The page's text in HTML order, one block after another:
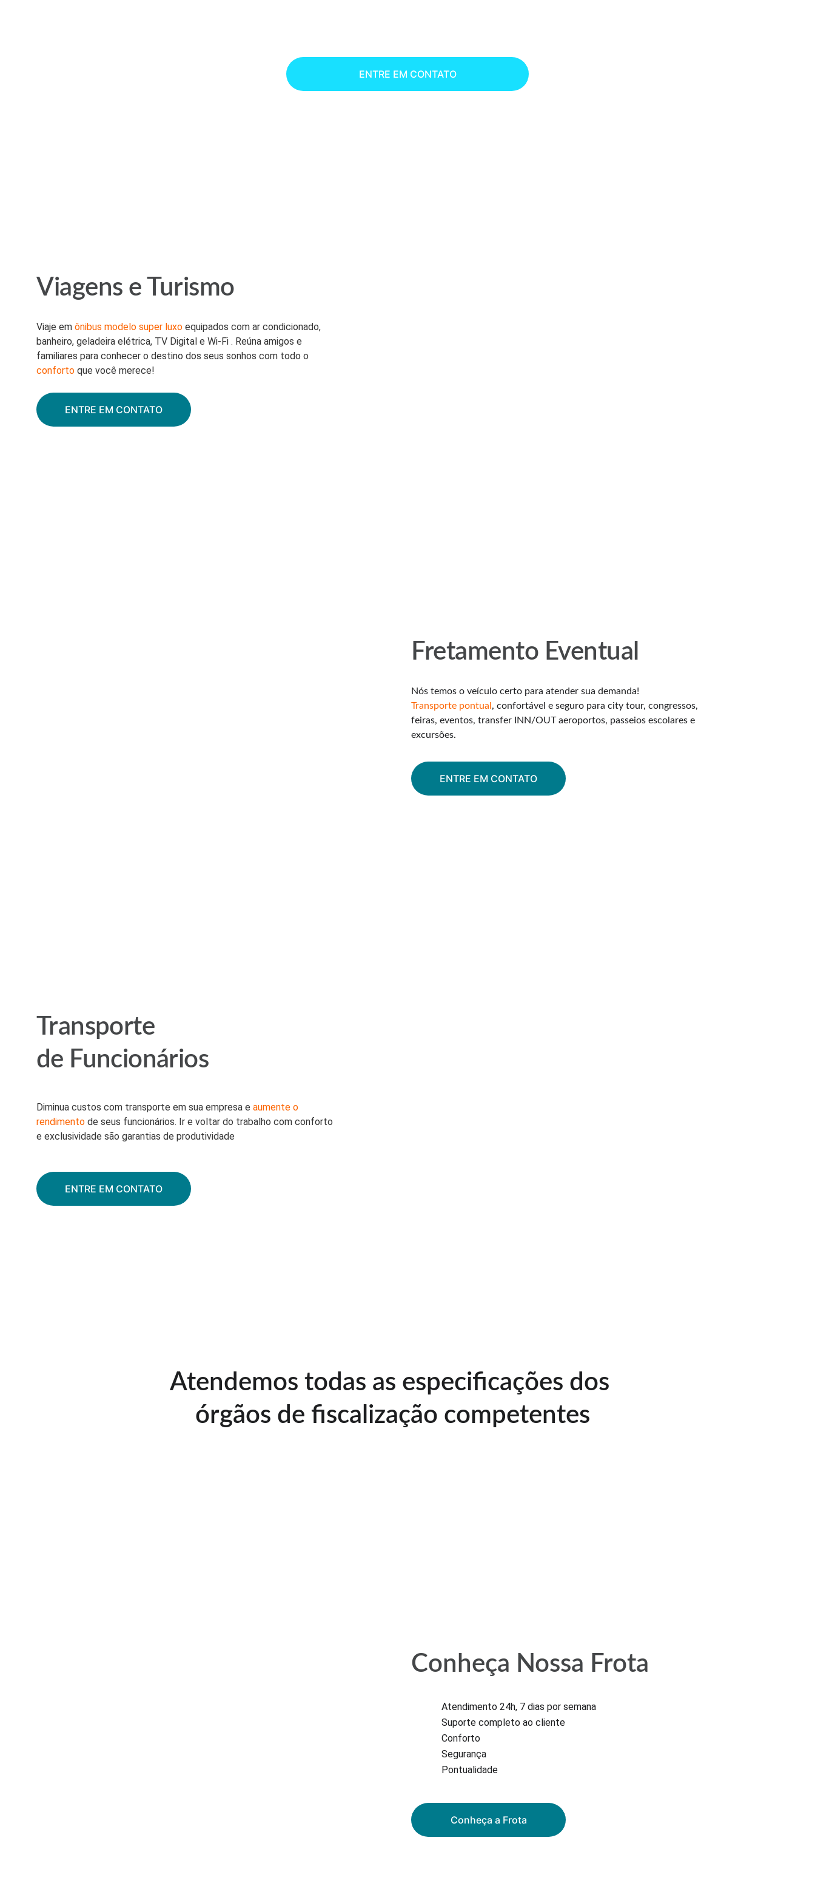
ENTRE EM CONTATO
Viagens e Turismo
Viaje em ônibus modelo super luxo equipados com ar condicionado,
banheiro, geladeira elétrica, TV Digital e Wi-Fi . Reúna amigos e
familiares para conhecer o destino dos seus sonhos com todo o
conforto que você merece!
ENTRE EM CONTATO
Fretamento Eventual
Nós temos o veículo certo para atender sua demanda!
Transporte pontual , confortável e seguro para city tour, congressos,
feiras, eventos, transfer INN/OUT aeroportos, passeios escolares e
excursões.
ENTRE EM CONTATO
Transporte
de Funcionários
Diminua custos com transporte em sua empresa e aumente o
rendimento de seus funcionários. Ir e voltar do trabalho com conforto
e exclusividade são garantias de produtividade
ENTRE EM CONTATO
Atendemos todas as especificações dos
órgãos de fiscalização competentes
Conheça Nossa Frota
Atendimento 24h, 7 dias por semana
Suporte completo ao cliente
Conforto
Segurança
Pontualidade
Conheça a Frota